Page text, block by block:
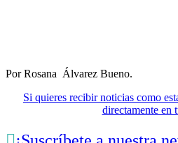
Por Rosana Álvarez Bueno.
Si quieres recibir noticias como
directamente en